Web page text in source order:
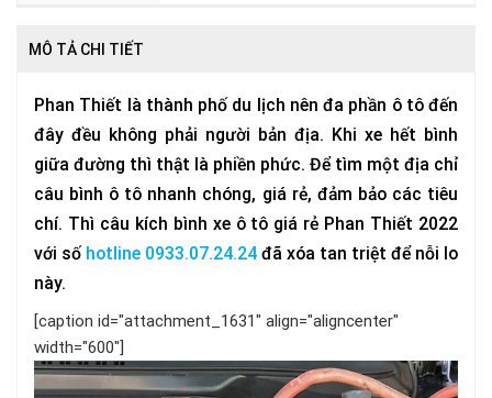
MÔ TẢ CHI TIẾT
Phan Thiết là thành phố du lịch nên đa phần ô tô đến
đây đều không phải người bản địa. Khi xe hết bình
giữa đường thì thật là phiền phức. Để tìm một địa chỉ
câu bình ô tô nhanh chóng, giá rẻ, đảm bảo các tiêu
chí. Thì câu kích bình xe ô tô giá rẻ Phan Thiết 2022
với số hotline 0933.07.24.24 đã xóa tan triệt để nỗi lo
này.
[caption id="attachment_1631" align="aligncenter"
width="600"]